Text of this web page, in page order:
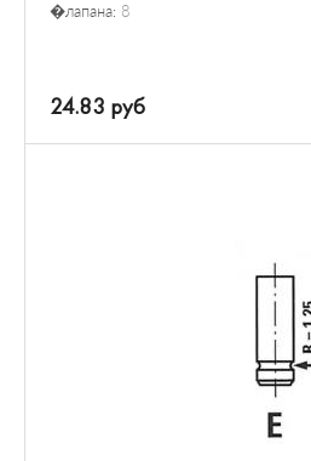
�лапана: 8
24.83 руб